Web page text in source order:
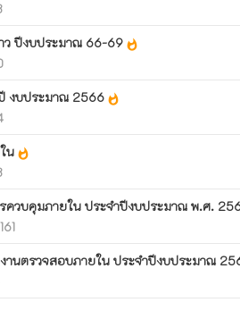
ว ปีงบประมาณ 66-69 whatshot
งบประมาณ 2566 whatshot
น whatshot
รควบคุมภายใน ประจำปีงบประมาณ พ.ศ.
161
านตรวจสอบภายใน ประจำปีงบประมาณ